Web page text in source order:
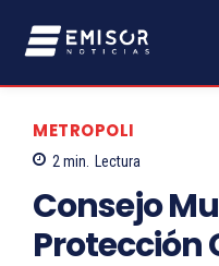
METROPOLI
2 min. Lectura
Consejo
Protección